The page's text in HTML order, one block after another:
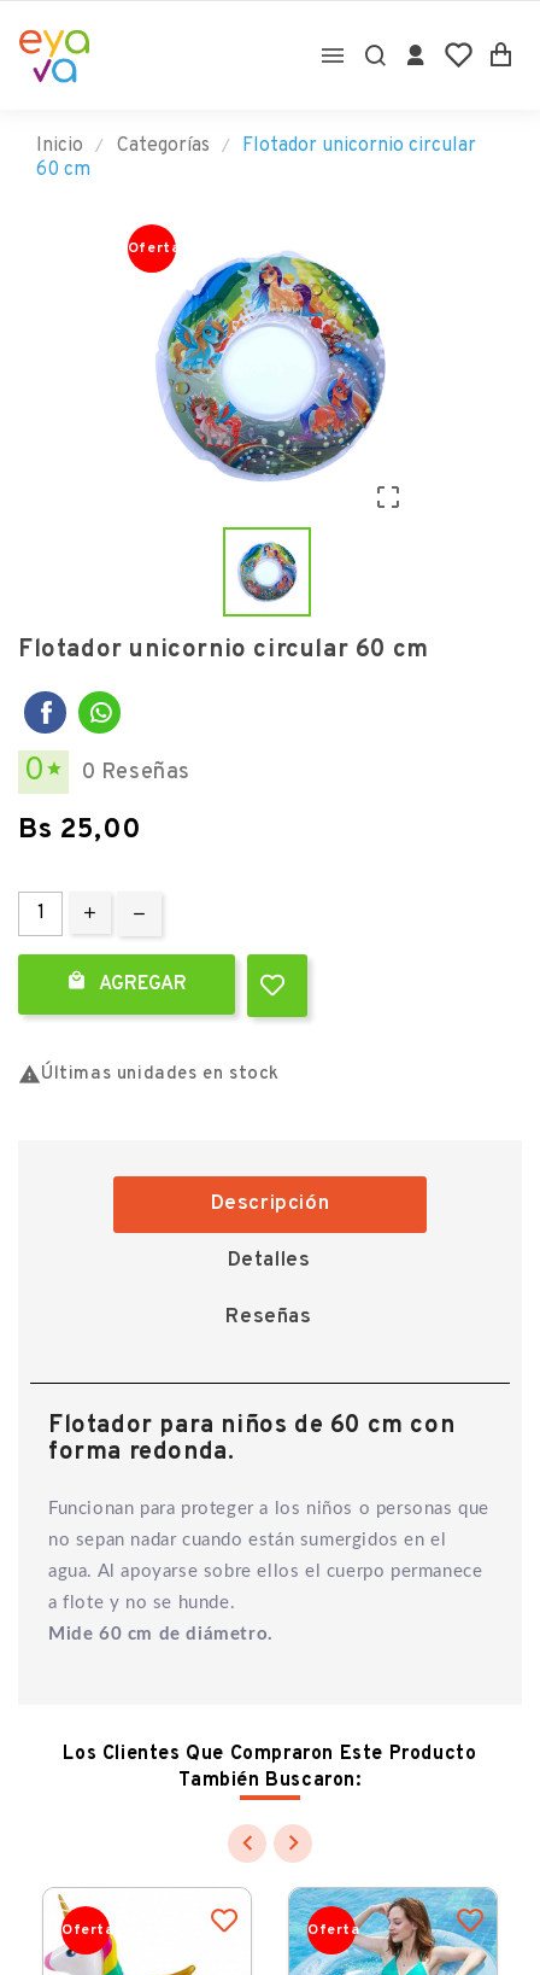

Inicio Categorías
Flotador unicornio circular
60 cm
Oferta

Flotador unicornio circular 60 cm
0  0 Reseñas
Bs 25,00
 AGREGAR
Últimas unidades en stock
Descripción
Detalles
Reseñas
Flotador para niños de 60 cm con
forma redonda.
Funcionan para proteger a los niños o personas que
no sepan nadar cuando están sumergidos en el
agua. Al apoyarse sobre ellos el cuerpo permanece
a flote y no se hunde.
Mide 60 cm de diámetro.
Los Clientes Que Compraron Este Producto
También Buscaron:
 
Oferta Oferta